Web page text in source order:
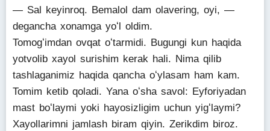
— Sal keyinroq. Bemalol dam olavering, oyi, —
degancha xonamga yoʻl oldim.
Tomogʻimdan ovqat oʻtarmidi. Bugungi kun haqida
yotvolib xayol surishim kerak hali. Nima qilib
tashlaganimiz haqida qancha oʻylasam ham kam.
Tomim ketib qoladi. Yana oʻsha savol: Eyforiyadan
mast boʻlaymi yoki hayosizligim uchun yigʻlaymi?
Xayollarimni jamlash biram qiyin. Zerikdim biroz.